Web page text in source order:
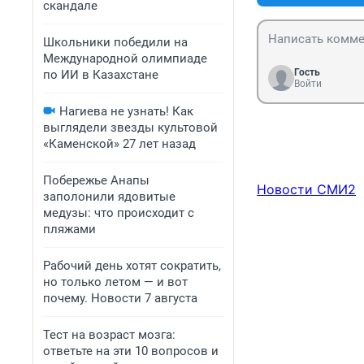
скандале
Школьники победили на
Международной олимпиаде
по ИИ в Казахстане
Нагиева не узнать! Как
выглядели звезды культовой
«Каменской» 27 лет назад
Побережье Анапы
заполонили ядовитые
медузы: что происходит с
пляжами
Рабочий день хотят сократить,
но только летом — и вот
почему. Новости 7 августа
Тест на возраст мозга:
ответьте на эти 10 вопросов и
Гость
Войти
Новости СМИ2